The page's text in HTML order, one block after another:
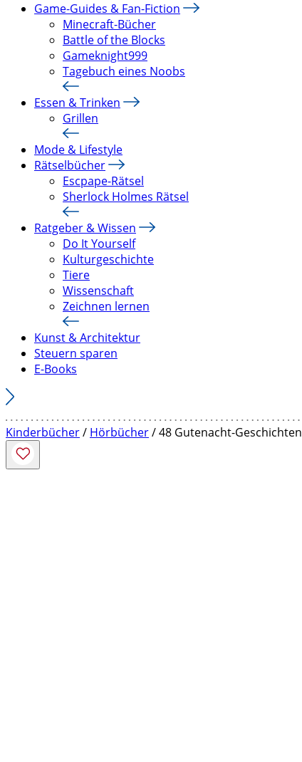
Game-Guides & Fan-Fiction
Minecraft-Bücher
Battle of the Blocks
Gameknight999
Tagebuch eines Noobs
Essen & Trinken
Grillen
Mode & Lifestyle
Rätselbücher
Escpape-Rätsel
Sherlock Holmes Rätsel
Ratgeber & Wissen
Do It Yourself
Kulturgeschichte
Tiere
Wissenschaft
Zeichnen lernen
Kunst & Architektur
Steuern sparen
E-Books
Kinderbücher/ Hörbücher/ 48 Gutenacht-Geschichten